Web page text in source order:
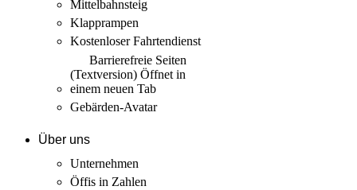
Mittelbahnsteig
Klapprampen
Kostenloser Fahrtendienst
Barrierefreie Seiten
(Textversion) Öffnet in
einem neuen Tab
Gebärden-Avatar
Über uns
Unternehmen
Öffis in Zahlen